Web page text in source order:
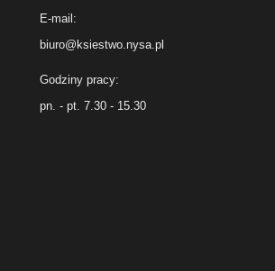
E-mail:
biuro@ksiestwo.nysa.pl
Godziny pracy:
pn. - pt. 7.30 - 15.30